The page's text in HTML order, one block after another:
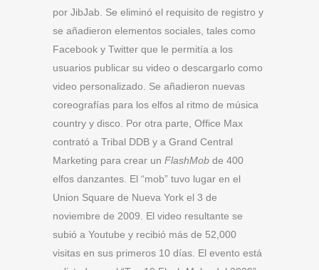
por JibJab. Se eliminó el requisito de registro y
se añadieron elementos sociales, tales como
Facebook y Twitter que le permitía a los
usuarios publicar su video o descargarlo como
video personalizado. Se añadieron nuevas
coreografías para los elfos al ritmo de música
country y disco. Por otra parte, Office Max
contrató a Tribal DDB y a Grand Central
Marketing para crear un FlashMob de 400
elfos danzantes. El “mob” tuvo lugar en el
Union Square de Nueva York el 3 de
noviembre de 2009. El video resultante se
subió a Youtube y recibió más de 52,000
visitas en sus primeros 10 días. El evento está